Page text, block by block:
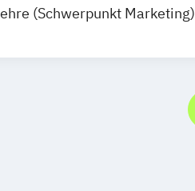
(Schwerpunkt Marketing)